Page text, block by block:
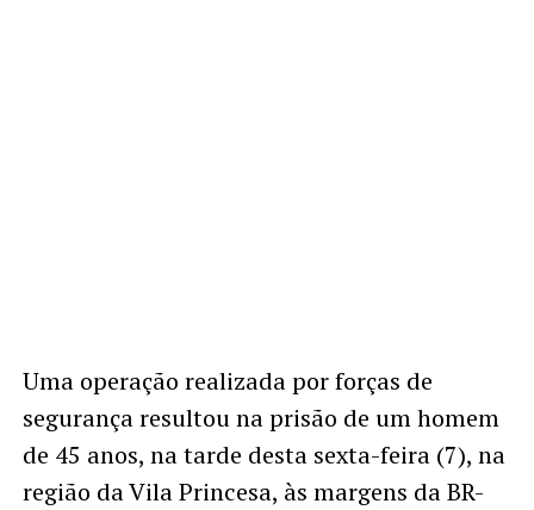
Uma operação realizada por forças de
segurança resultou na prisão de um homem
de 45 anos, na tarde desta sexta-feira (7), na
região da Vila Princesa, às margens da BR-